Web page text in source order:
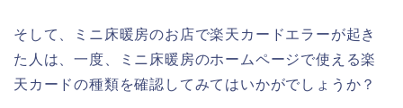
そして、ミニ床暖房のお店で楽天カードエラーが起き
た人は、一度、ミニ床暖房のホームページで使える楽
天カードの種類を確認してみてはいかがでしょうか？